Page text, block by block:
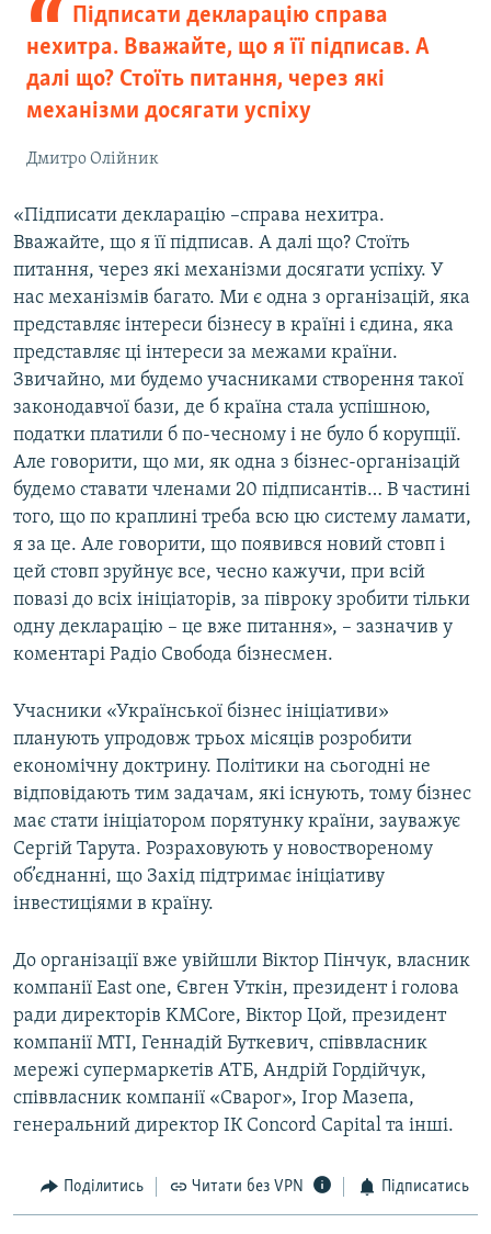
Підписати декларацію справа
нехитра. Вважайте, що я її підписав. А
далі що? Стоїть питання, через які
механізми досягати успіху
Дмитро Олійник
«Підписати декларацію –справа нехитра.
Вважайте, що я її підписав. А далі що? Стоїть
питання, через які механізми досягати успіху. У
нас механізмів багато. Ми є одна з організацій, яка
представляє інтереси бізнесу в країні і єдина, яка
представляє ці інтереси за межами країни.
Звичайно, ми будемо учасниками створення такої
законодавчої бази, де б країна стала успішною,
податки платили б по-чесному і не було б корупції.
Але говорити, що ми, як одна з бізнес-організацій
будемо ставати членами 20 підписантів… В частині
того, що по краплині треба всю цю систему ламати,
я за це. Але говорити, що появився новий стовп і
цей стовп зруйнує все, чесно кажучи, при всій
повазі до всіх ініціаторів, за півроку зробити тільки
одну декларацію – це вже питання», – зазначив у
коментарі Радіо Свобода бізнесмен.
Учасники «Української бізнес ініціативи»
планують упродовж трьох місяців розробити
економічну доктрину. Політики на сьогодні не
відповідають тим задачам, які існують, тому бізнес
має стати ініціатором порятунку країни, зауважує
Сергій Тарута. Розраховують у новоствореному
об’єднанні, що Захід підтримає ініціативу
інвестиціями в країну.
До організації вже увійшли Віктор Пінчук, власник
компанії East one, Євген Уткін, президент і голова
ради директорів KMCore, Віктор Цой, президент
компанії МТІ, Геннадій Буткевич, співвласник
мережі супермаркетів АТБ, Андрій Гордійчук,
співвласник компанії «Сварог», Ігор Мазепа,
генеральний директор ІК Concord Capital та інші.
Поділитись Читати без VPN Підписатись